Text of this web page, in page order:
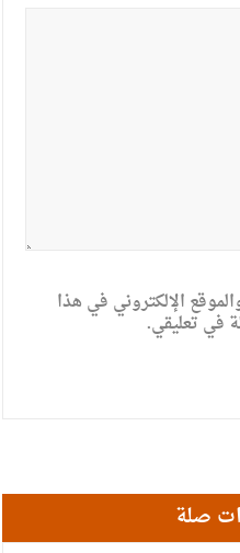
الإلكتروني في هذا
في تعليقي.
صلة